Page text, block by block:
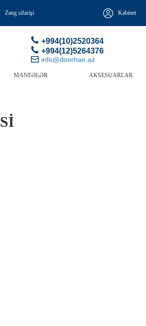
Zəng sifarişi Kabinet
+994(10)2520364
+994(12)5264376
info@doorhan.az
MANEƏLƏR AKSESUARLAR